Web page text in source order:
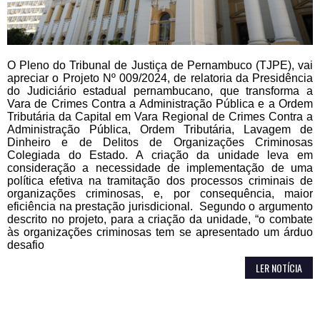
O Pleno do Tribunal de Justiça de Pernambuco (TJPE), vai
apreciar o Projeto Nº 009/2024, de relatoria da Presidência
do Judiciário estadual pernambucano, que transforma a
Vara de Crimes Contra a Administração Pública e a Ordem
Tributária da Capital em Vara Regional de Crimes Contra a
Administração Pública, Ordem Tributária, Lavagem de
Dinheiro e de Delitos de Organizações Criminosas
Colegiada do Estado. A criação da unidade leva em
consideração a necessidade de implementação de uma
política efetiva na tramitação dos processos criminais de
organizações criminosas, e, por consequência, maior
eficiência na prestação jurisdicional. Segundo o argumento
descrito no projeto, para a criação da unidade, “o combate
às organizações criminosas tem se apresentado um árduo
desafio
LER NOTÍCIA